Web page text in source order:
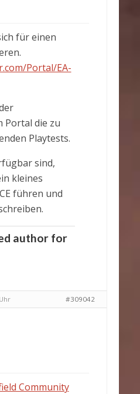
für einen
Portal/EA-
Portal die zu
Playtests.
sind,
kleines
führen und
author for
#309042
Community